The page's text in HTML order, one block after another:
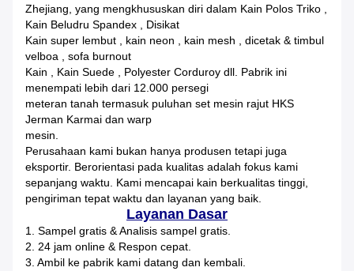
Zhejiang, yang mengkhususkan diri dalam Kain Polos Triko ,
Kain Beludru Spandex , Disikat
Kain super lembut , kain neon , kain mesh , dicetak & timbul
velboa , sofa burnout
Kain , Kain Suede , Polyester Corduroy dll. Pabrik ini
menempati lebih dari 12.000 persegi
meteran tanah termasuk puluhan set mesin rajut HKS
Jerman Karmai dan warp
mesin.
Perusahaan kami bukan hanya produsen tetapi juga
eksportir. Berorientasi pada kualitas adalah fokus kami
sepanjang waktu. Kami mencapai kain berkualitas tinggi,
pengiriman tepat waktu dan layanan yang baik.
Layanan Dasar
1. Sampel gratis & Analisis sampel gratis.
2. 24 jam online & Respon cepat.
3. Ambil ke pabrik kami datang dan kembali.